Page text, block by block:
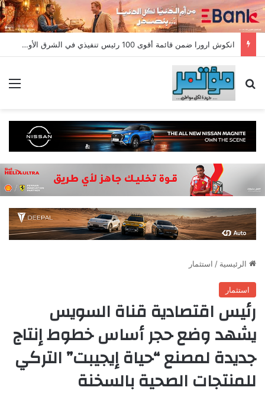
انكوش ارورا ضمن قائمة أقوى 100 رئيس تنفيذي في الشرق الأوسط لعام 2026 في قائمة فوربس الشرق الأوسط”
بحث عن
الرئيسية / استثمار
استثمار
رئيس اقتصادية قناة السويس
يشهد وضع حجر أساس خطوط إنتاج
جديدة لمصنع “حياة إيجيبت” التركي
للمنتجات الصحية بالسخنة